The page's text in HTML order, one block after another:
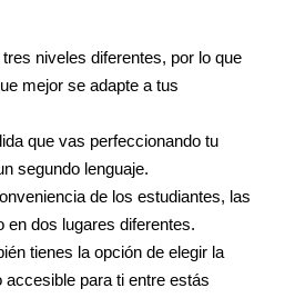
niveles diferentes, por lo que
mejor se adapte a tus
que vas perfeccionando tu
segundo lenguaje.
de los estudiantes, las
dos lugares diferentes.
tienes la opción de elegir la
para ti entre estás